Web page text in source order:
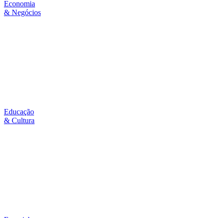
Economia
& Negócios
Educação
& Cultura